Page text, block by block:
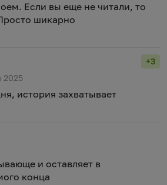
Если вы еще не читали, то
шикарно
+3
2025
история захватывает
и оставляет в
конца